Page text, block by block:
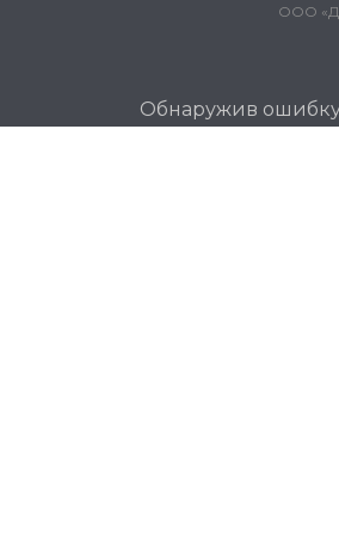
ООО
Обнаружив ошибку